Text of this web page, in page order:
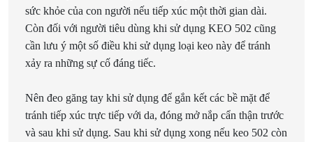
sức khỏe của con người nếu tiếp xúc một thời gian dài.
Còn đối với người tiêu dùng khi sử dụng KEO 502 cũng
cần lưu ý một số điều khi sử dụng loại keo này để tránh
xảy ra những sự cố đáng tiếc.
Nên đeo găng tay khi sử dụng để gắn kết các bề mặt để
tránh tiếp xúc trực tiếp với da, đóng mở nắp cẩn thận trước
và sau khi sử dụng. Sau khi sử dụng xong nếu keo 502 còn